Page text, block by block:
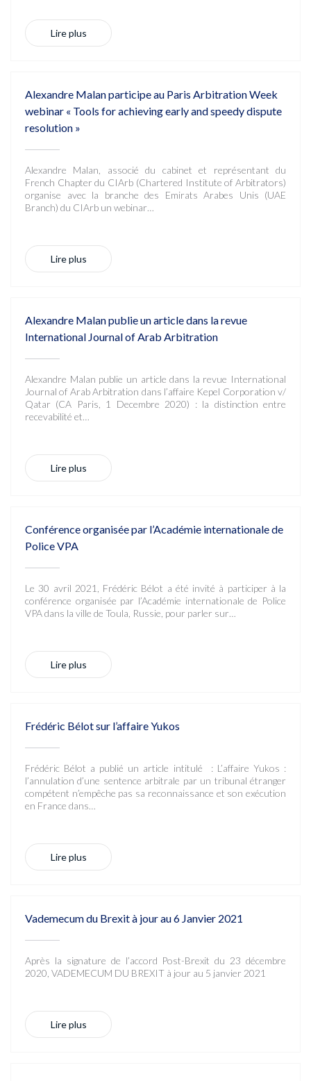
Lire plus
Alexandre Malan participe au Paris Arbitration Week
webinar « Tools for achieving early and speedy dispute
resolution »
Alexandre Malan, associé du cabinet et représentant du
French Chapter du CIArb (Chartered Institute of Arbitrators)
organise avec la branche des Emirats Arabes Unis (UAE
Branch) du CIArb un webinar…
Lire plus
Alexandre Malan publie un article dans la revue
International Journal of Arab Arbitration
Alexandre Malan publie un article dans la revue International
Journal of Arab Arbitration dans l’affaire Kepel Corporation v/
Qatar (CA Paris, 1 Decembre 2020) : la distinction entre
recevabilité et…
Lire plus
Conférence organisée par l’Académie internationale de
Police VPA
Le 30 avril 2021, Frédéric Bélot a été invité à participer à la
conférence organisée par l’Académie internationale de Police
VPA dans la ville de Toula, Russie, pour parler sur…
Lire plus
Frédéric Bélot sur l’affaire Yukos
Frédéric Bélot a publié un article intitulé : L’affaire Yukos :
l’annulation d’une sentence arbitrale par un tribunal étranger
compétent n’empêche pas sa reconnaissance et son exécution
en France dans…
Lire plus
Vademecum du Brexit à jour au 6 Janvier 2021
Après la signature de l’accord Post-Brexit du 23 décembre
2020, VADEMECUM DU BREXIT à jour au 5 janvier 2021
Lire plus